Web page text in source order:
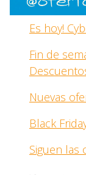
Es hoy!
Fin de
Nuevas
Black
Siguen las